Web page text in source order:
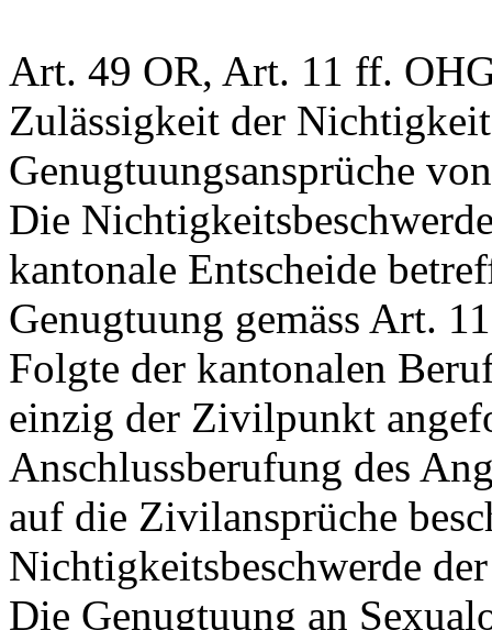
Art. 49 OR, Art. 11 ff.
Zulässigkeit der
Genugtuungsansprüche
Die
kantonale Entscheide
Genugtuung gemäss Art.
Folgte der kantonalen
einzig der Zivilpunkt
Anschlussberufung des
auf die Zivilansprüche
Nichtigkeitsbeschwerde
Die Genugtuung an